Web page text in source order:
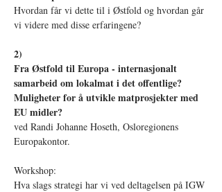
Hvordan får vi dette til i Østfold og hvordan går
vi videre med disse erfaringene?
2)
Fra Østfold til Europa - internasjonalt
samarbeid om lokalmat i det offentlige?
Muligheter for å utvikle matprosjekter med
EU midler?
ved Randi Johanne Hoseth, Osloregionens
Europakontor.
Workshop:
Hva slags strategi har vi ved deltagelsen på IGW